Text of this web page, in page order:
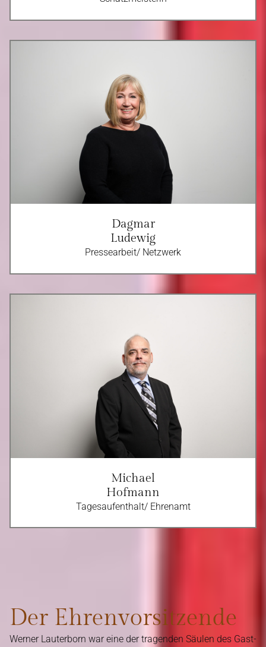
Dagmar
Ludewig
Pressearbeit/ Netzwerk
Michael
Hofmann
Tagesaufenthalt/ Ehrenamt
Der Ehrenvorsitzende
Werner Lauterborn war eine der tragenden Säulen des Gast-